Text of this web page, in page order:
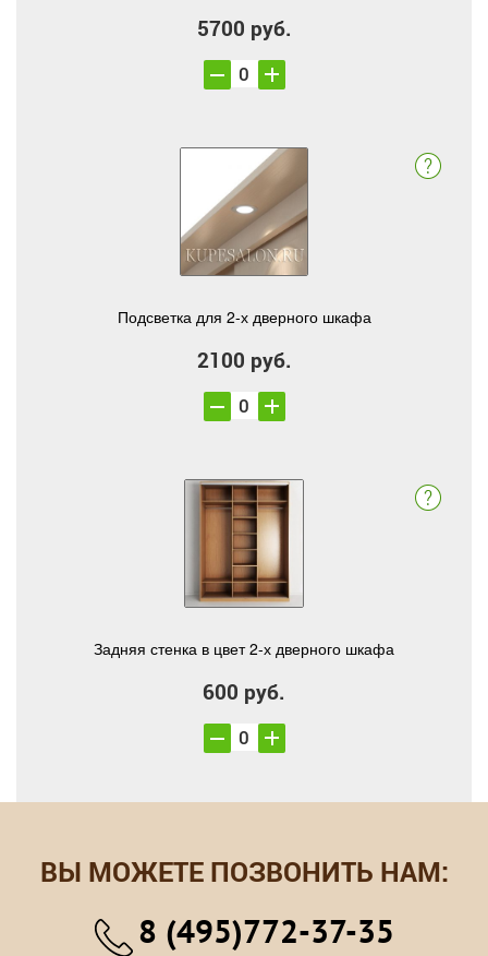
5700 руб.
Подсветка для 2-х дверного шкафа
2100 руб.
Задняя стенка в цвет 2-х дверного шкафа
600 руб.
ВЫ МОЖЕТЕ ПОЗВОНИТЬ НАМ:
8 (495)772-37-35